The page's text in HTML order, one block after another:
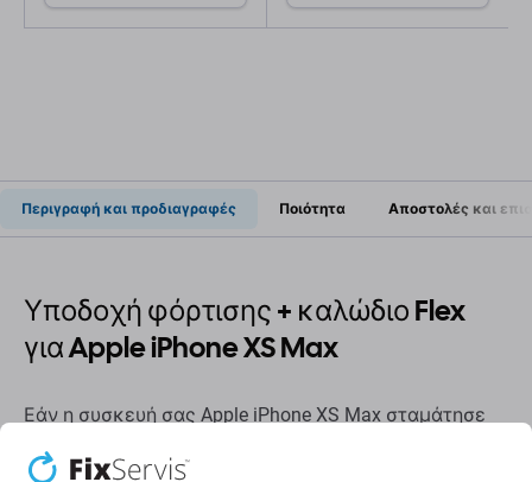
Περιγραφή και προδιαγραφές Ποιότητα Αποστολές και
Υποδοχή φόρτισης + καλώδιο Flex
για Apple iPhone XS Max
Εάν η συσκευή σας Apple iPhone XS Max σταμάτησε
για να λειτουργήσει ξανά η συσκευή σας.